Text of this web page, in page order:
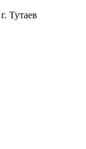
Тутаев